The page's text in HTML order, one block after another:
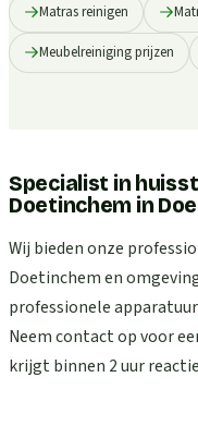
Matras reinigen
Meubelreiniging prijzen
Specialist in
Doetinchem in
Wij bieden onze
Doetinchem en
professionele
Neem contact op voor
krijgt binnen 2 uur